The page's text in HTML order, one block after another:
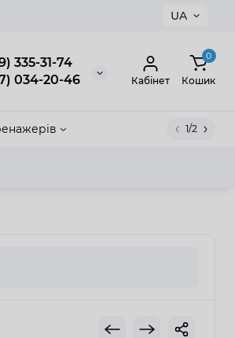
UA
335-31-74
034-20-46
Кабінет
0
Кошик
1/2